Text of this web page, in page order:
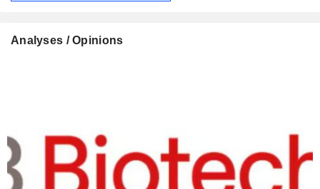
Analyses / Opinions